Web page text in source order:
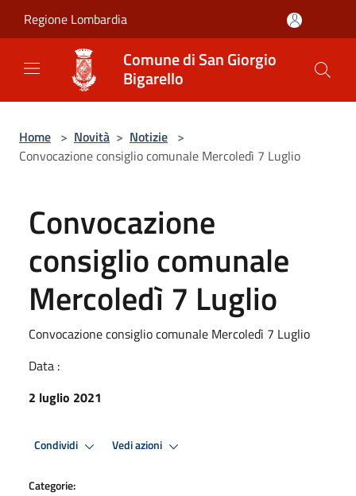
Regione Lombardia
Comune di San Giorgio
Bigarello
Home > Novità > Notizie >
Convocazione consiglio comunale Mercoledì 7 Luglio
Convocazione
consiglio comunale
Mercoledì 7 Luglio
Convocazione consiglio comunale Mercoledì 7 Luglio
Data :
2 luglio 2021
Condividi Vedi azioni
Categorie: